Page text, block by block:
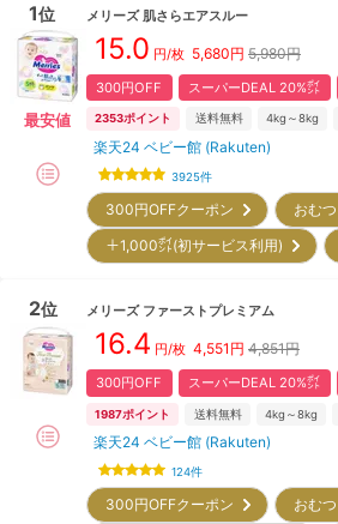
1位
最安値
メリーズ 肌さらエアスルー
15.0 円/枚 5,680円 5,980円
300円OFF スーパーDEAL 20%㌽
2353ポイント 送料無料 4kg～8kg
楽天24 ベビー館 (Rakuten)
3925件
300円OFFクーポン おむ
＋1,000㌽(初サービス利用)
2位 メリーズ ファーストプレミアム
16.4 円/枚 4,551 円 4,851円
300円OFF スーパーDEAL 20%㌽
1987ポイント 送料無料 4kg～8kg
楽天24 ベビー館 (Rakuten)
124件
300円OFFクーポン おむ